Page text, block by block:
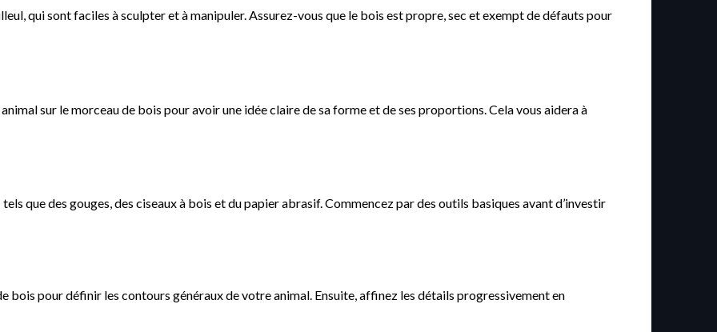
qui sont faciles à sculpter et à manipuler. Assurez-vous que le bois est propre, sec et exempt de défauts pour
sur le morceau de bois pour avoir une idée claire de sa forme et de ses proportions. Cela vous aidera à
que des gouges, des ciseaux à bois et du papier abrasif. Commencez par des outils basiques avant d’investir
bois pour définir les contours généraux de votre animal. Ensuite, affinez les détails progressivement en